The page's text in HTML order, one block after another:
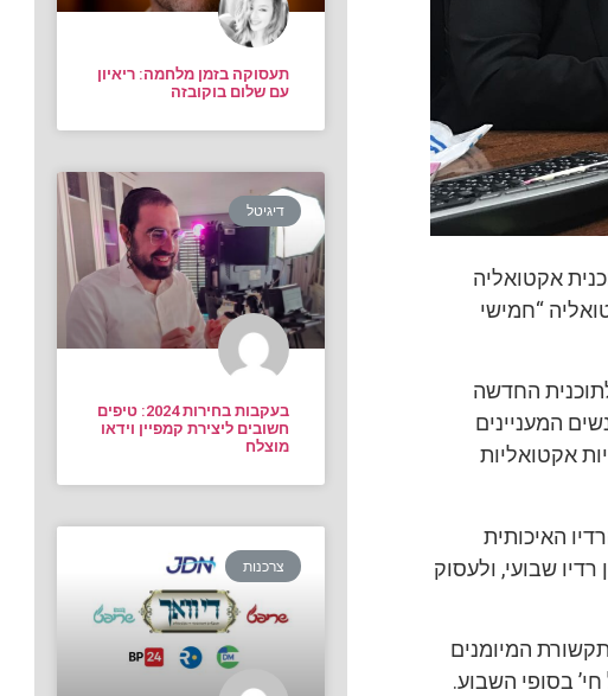
אקטואליה
“חמישי
החדשה
המעניינים
אקטואליות
האיכותית
שבועי, ולעסוק
המיומנים
בסופי השבוע.
תעסוקה בזמן מלחמה: ריאיון
עם שלום בוקובזה
דיגיטל
בעקבות בחירות 2024: טיפים
חשובים ליצירת קמפיין וידאו
מוצלח
צרכנות